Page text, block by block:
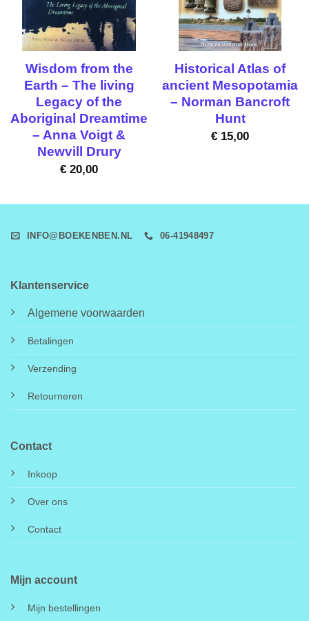
Wisdom from the
Earth – The living
Legacy of the
Aboriginal Dreamtime
– Anna Voigt &
Newvill Drury
€ 20,00
Historical Atlas of
ancient Mesopotamia
– Norman Bancroft
Hunt
€ 15,00
INFO@BOEKENBEN.NL 06-41948497
Klantenservice
Algemene voorwaarden
Betalingen
Verzending
Retourneren
Contact
Inkoop
Over ons
Contact
Mijn account
Mijn bestellingen